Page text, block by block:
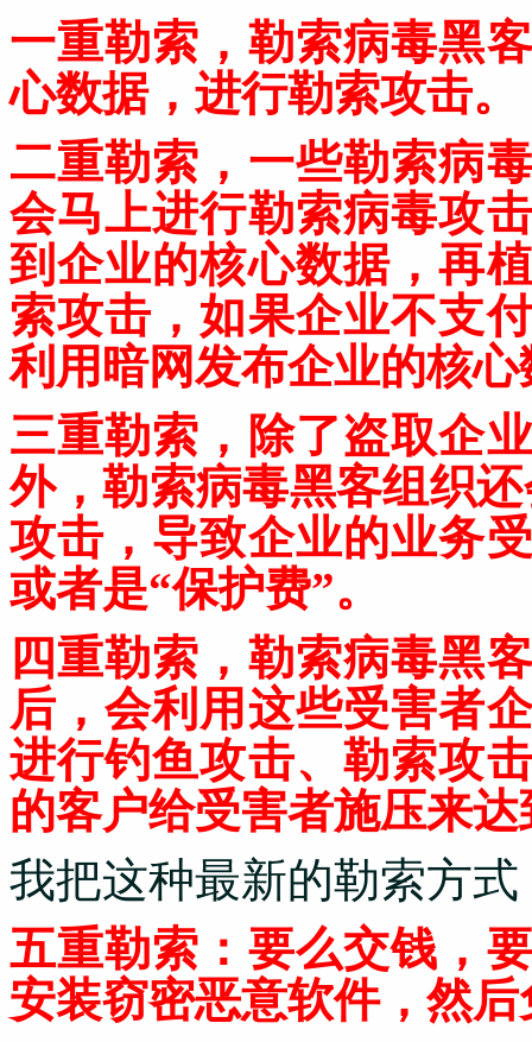
一重勒索，勒索病毒黑
心数据，进行勒索攻击。
二重勒索，一些勒索病
会马上进行勒索病毒攻
到企业的核心数据，再
索攻击，如果企业不支
利用暗网发布企业的核
三重勒索，除了盗取企
外，勒索病毒黑客组织
攻击，导致企业的业务
或者是“保护费”。
四重勒索，勒索病毒黑
后，会利用这些受害者
进行钓鱼攻击、勒索攻
的客户给受害者施压来
我把这种最新的勒索方
五重勒索：要么交钱，
安装窃密恶意软件，然